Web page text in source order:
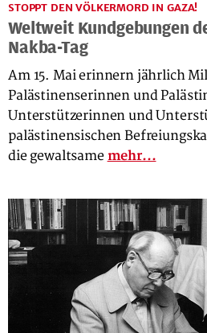
STOPPT DEN VÖLKERMORD IN GAZA!
Weltweit Kundgebungen
Nakba-Tag
Am 15. Mai erinnern jährlich
Palästinenserinnen und
Unterstützerinnen und
palästinensischen
die gewaltsame mehr...